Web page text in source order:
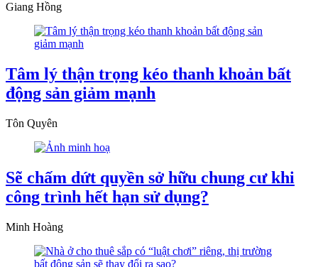
Giang Hồng
Tâm lý thận trọng kéo thanh khoản bất
động sản giảm mạnh
Tôn Quyên
Sẽ chấm dứt quyền sở hữu chung cư khi
công trình hết hạn sử dụng?
Minh Hoàng